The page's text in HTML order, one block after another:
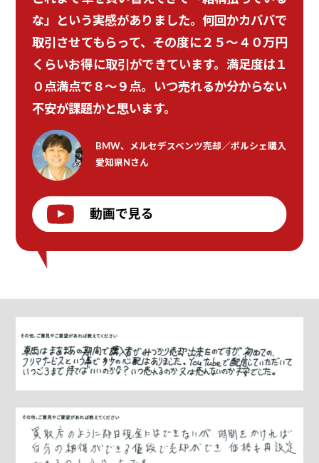
な」という実感がありました。何回かカババで
取引させてもらって、その度に２５〜４０万円
くらいお得に取引ができています。満足度は１
０点満点で８〜９点。いつ売れるか分からない
不安が課題かと思います。
BMW、メルセデスベンツ売却 ／ポルシェ購入
愛知県Nさん